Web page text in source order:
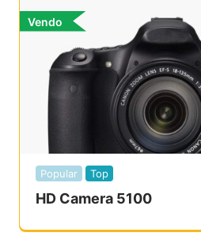
Vendo
Popular Top
HD Camera 5100